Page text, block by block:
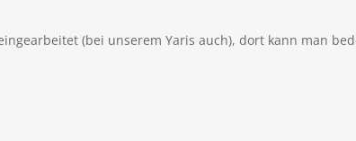
(bei unserem Yaris auch), dort kann man